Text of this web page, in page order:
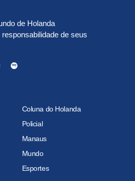
de Holanda
de seus
Coluna do Holanda
Policial
Manaus
Mundo
Esportes